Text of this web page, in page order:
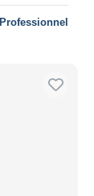
Professionnel